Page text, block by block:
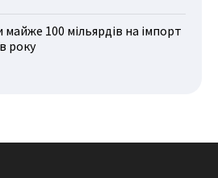
майже 100 мільярдів на імпорт
року